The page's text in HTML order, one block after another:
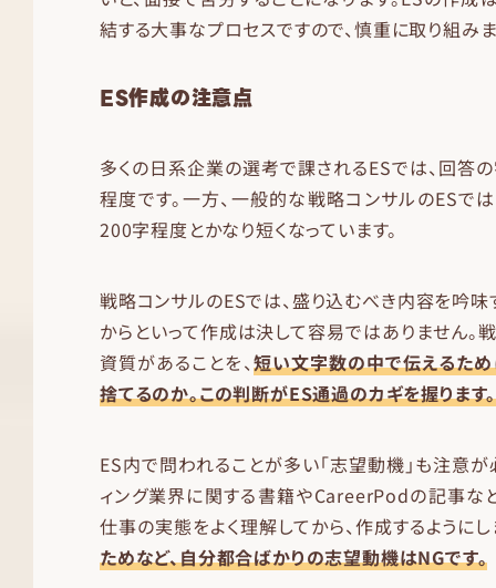
結する大事なプロセスですので、慎重に取り組みま
ES作成の注意点
多くの日系企業の選考で課されるESでは、回答
程度です。一方、一般的な戦略コンサルのESで
200字程度とかなり短くなっています。
戦略コンサルのESでは、盛り込むべき内容を吟味
からといって作成は決して容易ではありません。
資質があることを、短い文字数の中で伝えるため
捨てるのか。この判断がES通過のカギを握ります。
ES内で問われることが多い「志望動機」も注意が
ィング業界に関する書籍やCareerPodの記事な
仕事の実態をよく理解してから、作成するようにし
ためなど、自分都合ばかりの志望動機はNGです。